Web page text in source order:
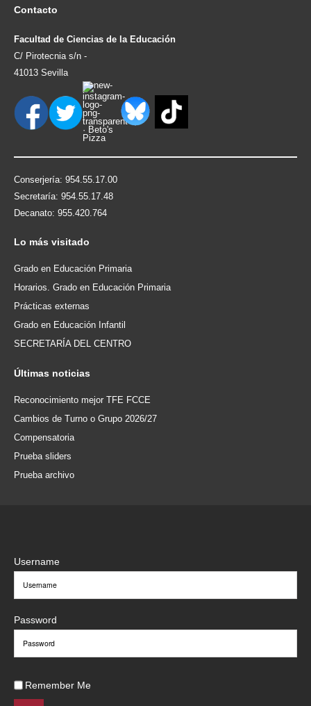
Contacto
Facultad de Ciencias de la Educación
C/ Pirotecnia s/n -
41013 Sevilla
Conserjería: 954.55.17.00
Secretaría: 954.55.17.48
Decanato: 955.420.764
Lo más visitado
Grado en Educación Primaria
Horarios. Grado en Educación Primaria
Prácticas externas
Grado en Educación Infantil
SECRETARÍA DEL CENTRO
Últimas noticias
Reconocimiento mejor TFE FCCE
Cambios de Turno o Grupo 2026/27
Compensatoria
Prueba sliders
Prueba archivo
Username
Password
Remember Me